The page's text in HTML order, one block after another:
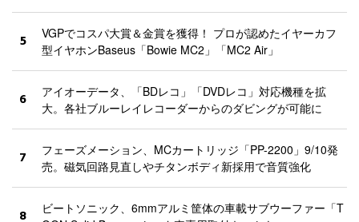
5
VGPでコスパ大賞＆金賞を獲得！ プロが認めたイヤーカフ
型イヤホンBaseus「Bowie MC2」「MC2 Air」
6
アイオーデータ、「BDレコ」「DVDレコ」対応機種を拡
大。各社ブルーレイレコーダーからのダビングが可能に
7
フェーズメーション、MCカートリッジ「PP-2200」9/10発
売。磁気回路見直しやチタンボディ新採用で音質強化
8
ビートソニック、6mmアルミ筐体の車載サブウーファー「T